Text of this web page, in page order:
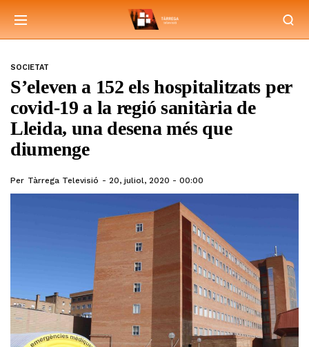
SOCIETAT
S’eleven a 152 els hospitalitzats per
covid-19 a la regió sanitària de
Lleida, una desena més que
diumenge
Per Tàrrega Televisió 20, juliol, 2020 - 00:00